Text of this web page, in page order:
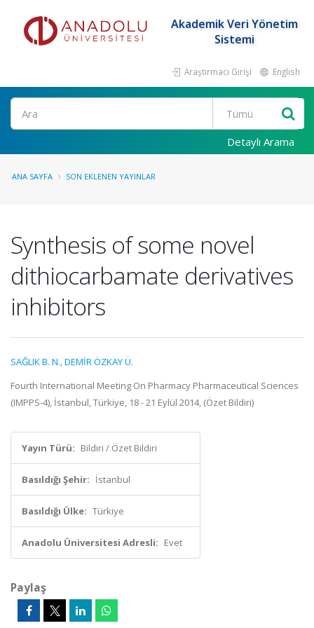
Akademik Veri Yönetim
Sistemi
Araştırmacı Girişi English
Ara
Detaylı Arama
ANA SAYFA SON EKLENEN YAYINLAR
Synthesis of some novel
dithiocarbamate derivatives
inhibitors
SAĞLIK B. N.,DEMİR ÖZKAY Ü.
Fourth International Meeting On Pharmacy Pharmaceutical Sciences
(IMPPS-4), İstanbul, Türkiye, 18 - 21 Eylül 2014, (Özet Bildiri)
Yayın Türü: Bildiri / Özet Bildiri
Basıldığı Şehir: İstanbul
Basıldığı Ülke: Türkiye
Anadolu Üniversitesi Adresli: Evet
Paylaş